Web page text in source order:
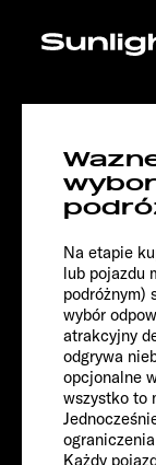
Badać
Na etapie
lub pojazdu
podróżnym)
wybór
atrakcyjny
odgrywa
opcjonalne
wszystko to
Każdy
A